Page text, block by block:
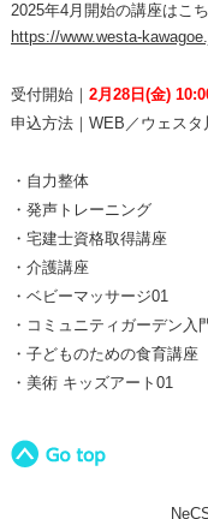
2025年4月開始の講座はこ
https://www.westa-
受付開始｜ 2月28日(金)
申込方法｜WEB／ウェス
・自力整体
・発声トレーニング
・宅建士資格取得講座
・介護講座
・ベビーマッサージ01
・コミュニティガーデン入
・子どものための食育講座
・美術 キッズアート01